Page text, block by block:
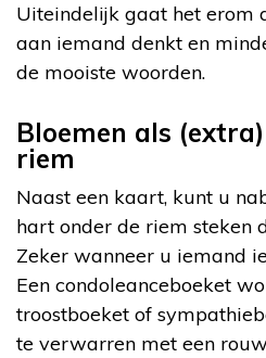
Uiteindelijk gaat het erom
aan iemand denkt en
de mooiste woorden.
Bloemen als
riem
Naast een kaart, kunt u
hart onder de riem steken
Zeker wanneer u iemand
Een condoleanceboeket
troostboeket of
te verwarren met een